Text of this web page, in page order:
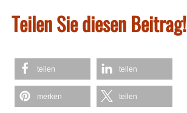
Teilen Sie diesen Beitrag!
teilen teilen
merken teilen